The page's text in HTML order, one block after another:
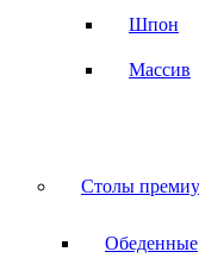
Шпон
Массив
Столы
Обеденные